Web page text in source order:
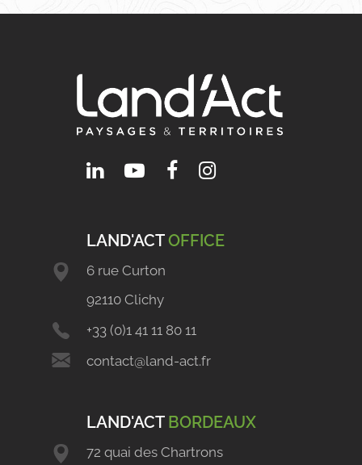
LAND'ACTOFFICE
6 rue Curton
92110 Clichy
+33 (0)1 41 11 80 11
contact@land-act.fr
LAND'ACT BORDEAUX
72 quai des Chartrons